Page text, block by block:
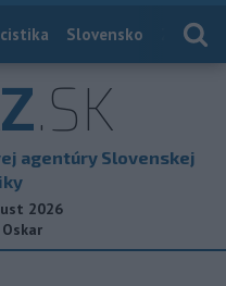
Slovensko
.SK
agentúry Slovenskej
2026
Oskar